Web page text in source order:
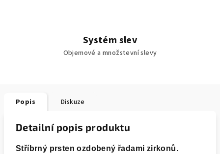
Systém slev
Objemové a množstevní slevy
Popis Diskuze
Detailní popis produktu
Stříbrný prsten ozdobený řadami zirkonů.